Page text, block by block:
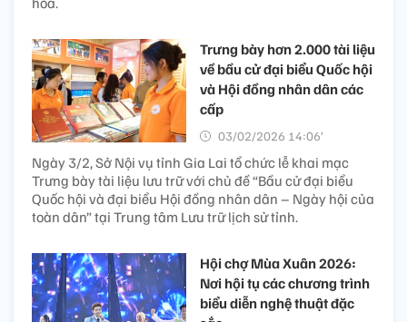
Trưng bày hơn 2.000 tài liệu
về bầu cử đại biểu Quốc hội
và Hội đồng nhân dân các
cấp
03/02/2026 14:06’
Ngày 3/2, Sở Nội vụ tỉnh Gia Lai tổ chức lễ khai mạc
Trưng bày tài liệu lưu trữ với chủ đề “Bầu cử đại biểu
Quốc hội và đại biểu Hội đồng nhân dân – Ngày hội của
toàn dân” tại Trung tâm Lưu trữ lịch sử tỉnh.
Hội chợ Mùa Xuân 2026:
Nơi hội tụ các chương trình
biểu diễn nghệ thuật đặc